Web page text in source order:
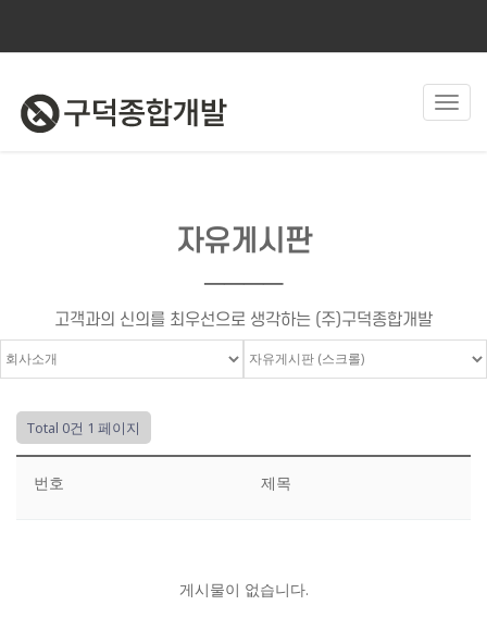
자유게시판
────
고객과의 신의를 최우선으로 생각하는 (주)구덕종합개발
Total 0건 1 페이지
번호 제목
게시물이 없습니다.